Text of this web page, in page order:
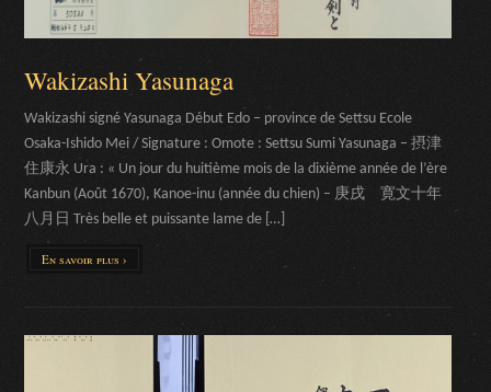
Wakizashi Yasunaga
Wakizashi signé Yasunaga Début Edo – province de Settsu Ecole
Osaka-Ishido Mei / Signature : Omote : Settsu Sumi Yasunaga – 摂津
住康永 Ura : « Un jour du huitième mois de la dixième année de l’ère
Kanbun (Août 1670), Kanoe-inu (année du chien) – 庚戌 寛文十年
八月日 Très belle et puissante lame de […]
En savoir plus ›